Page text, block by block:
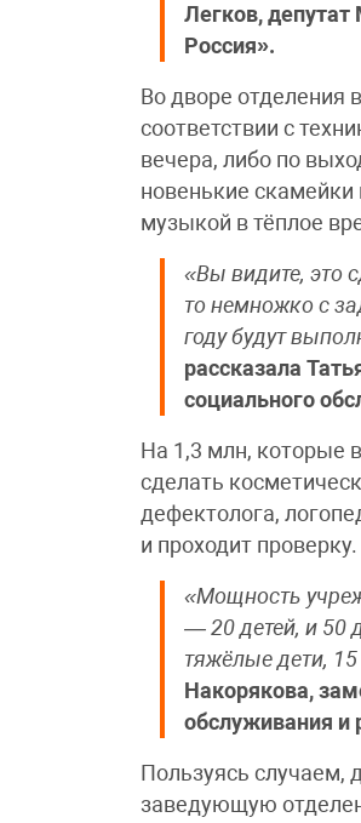
Легков,
Россия».
Во дворе отделения
соответствии с
вечера, либо по
новенькие скамейки
музыкой в тёплое
«Вы видите, это
то немножко с
году будут
рассказала
социального
На 1,3 млн, которые
сделать
дефектолога,
и проходит проверку.
«Мощность
— 20 детей, и 50
тяжёлые дети,
Накорякова,
обслуживания и
Пользуясь случаем,
заведующую